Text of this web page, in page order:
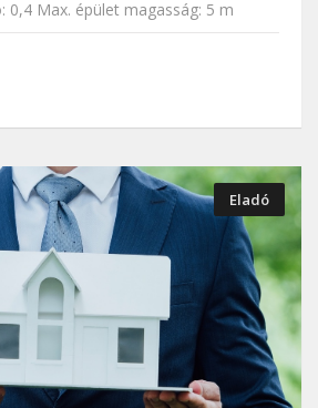
0,4 Max. épület magasság: 5 m
Eladó